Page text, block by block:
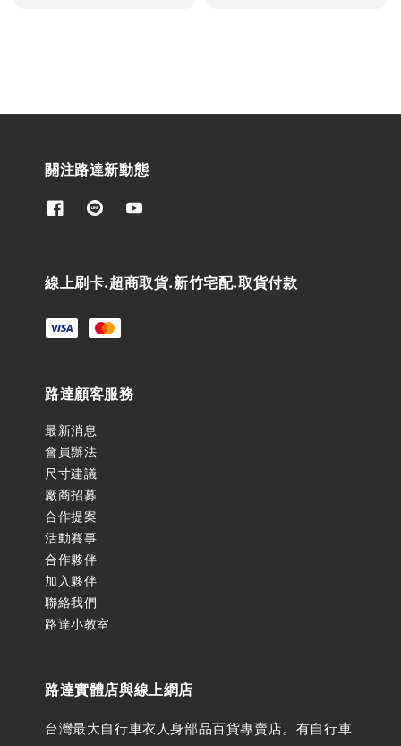
關注路達新動態
線上刷卡.超商取貨.新竹宅配.取貨付款
路達顧客服務
最新消息
會員辦法
尺寸建議
廠商招募
合作提案
活動賽事
合作夥伴
加入夥伴
聯絡我們
路達小教室
路達實體店與線上網店
台灣最大自行車衣人身部品百貨專賣店。有自行車